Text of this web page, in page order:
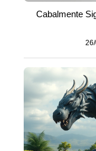
Cabalmente